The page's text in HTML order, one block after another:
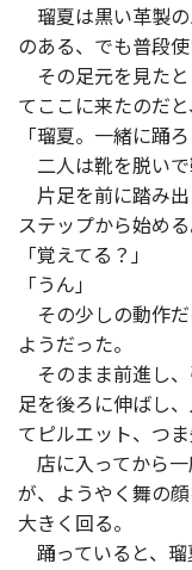
瑠夏は黒い革製
のある、でも普段
その足元を見た
てここに来たのだ
「瑠夏。一緒に踊ろ
二人は靴を脱いで
片足を前に踏み
ステップから始める
「覚えてる？」
「うん」
その少しの動作
ようだった。
そのまま前進し
足を後ろに伸ばし
てピルエット、つま
店に入ってから
が、ようやく舞の
大きく回る。
踊っていると、